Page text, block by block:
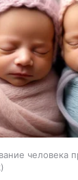
человека